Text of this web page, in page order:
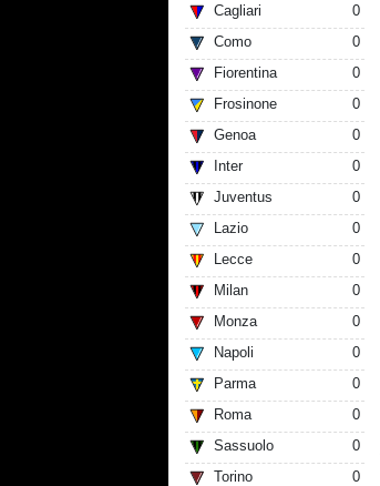
Cagliari
0
Como
0
Fiorentina
0
Frosinone
0
Genoa
0
Inter
0
Juventus
0
Lazio
0
Lecce
0
Milan
0
Monza
0
Napoli
0
Parma
0
Roma
0
Sassuolo
0
Torino
0